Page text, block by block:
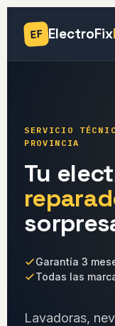
EF ElectroFix
SERVICIO
PROVINCIA
Tu
Garantía 3
Todas las
Lavadoras,